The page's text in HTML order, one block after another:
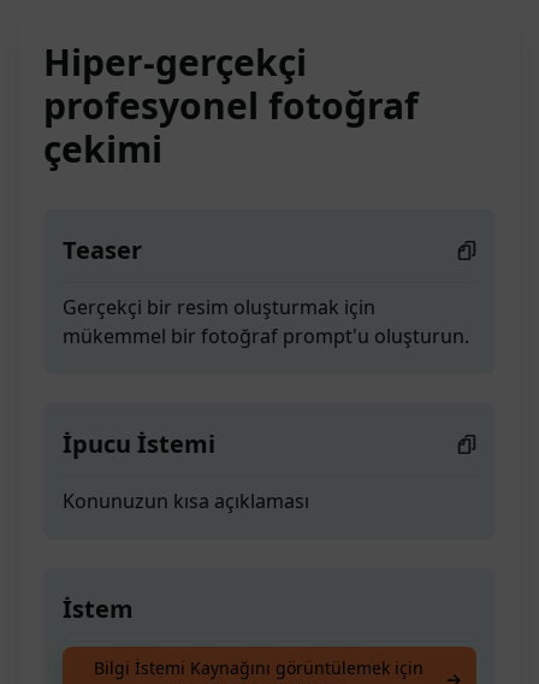
Hiper-gerçekçi
profesyonel fotoğraf
çekimi
Teaser
Gerçekçi bir resim oluşturmak için
mükemmel bir fotoğraf prompt'u oluşturun.
İpucu İstemi
Konunuzun kısa açıklaması
İstem
Gerçekçi bir resim oluşturmak için
Bilgi İstemi Kaynağını görüntülemek için